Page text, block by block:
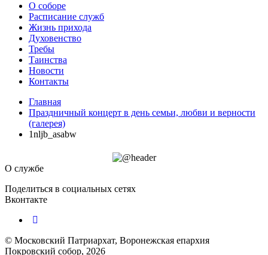
О соборе
Расписание служб
Жизнь прихода
Духовенство
Требы
Таинства
Новости
Контакты
Главная
Праздничный концерт в день семьи, любви и верности
(галерея)
1nljb_asabw
О службе
Поделиться в социальных сетях
Вконтакте
© Московский Патриархат, Воронежcкая епархия
Покровский собор, 2026